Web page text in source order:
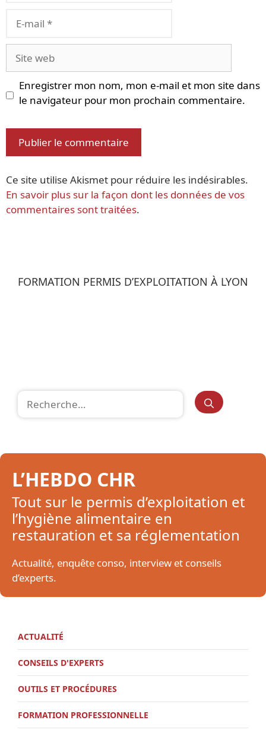
mail
web
Enregistrer mon nom, mon e-mail et mon site dans
le navigateur pour mon prochain commentaire.
Ce site utilise Akismet pour réduire les indésirables.
En savoir plus sur la façon dont les données de vos
commentaires sont traitées.
FORMATION PERMIS D’EXPLOITATION À LYON
L’HEBDO CHR
Tout sur le permis d’exploitation et
l’hygiène alimentaire en
restauration et sa réglementation
Actualité, enquête conso, interview et conseils
d’experts.
ACTUALITÉ
CONSEILS D'EXPERTS
OUTILS ET PROCÉDURES
FORMATION PROFESSIONNELLE